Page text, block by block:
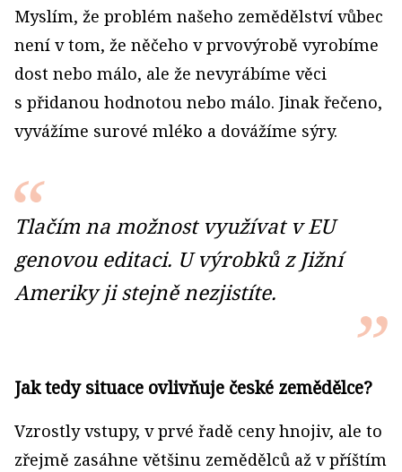
Myslím, že problém našeho zemědělství vůbec
není v tom, že něčeho v prvovýrobě vyrobíme
dost nebo málo, ale že nevyrábíme věci
s přidanou hodnotou nebo málo. Jinak řečeno,
vyvážíme surové mléko a dovážíme sýry.
Tlačím na možnost vy­užívat v EU
genovou editaci. U výrobků z Jižní
Ameriky ji stejně nezjistíte.
Jak tedy situace ovlivňuje české zemědělce?
Vzrostly vstupy, v prvé řadě ceny hnojiv, ale to
zřejmě zasáhne většinu zemědělců až v příštím